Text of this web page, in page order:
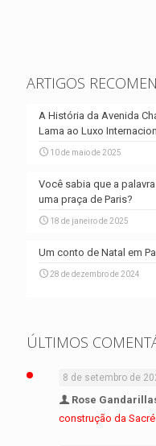
ARTIGOS
A História da Avenida
Lama ao Luxo
10 de maio de 2025
Você sabia que a
uma praça de Paris?
18 de janeiro de 2025
Um conto de Natal em
28 de dezembro de 2024
ÚLTIMOS
8 de setembro de
Rose
construção da